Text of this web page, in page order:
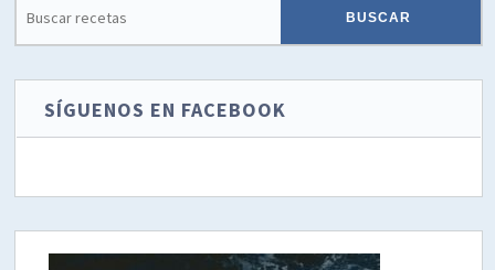
SÍGUENOS EN FACEBOOK